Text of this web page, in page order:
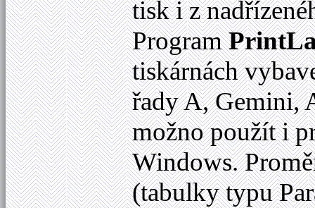
tisk i z
Program
tiskárnách
řady A, Gemini,
možno použít i
Windows.
(tabulky typu